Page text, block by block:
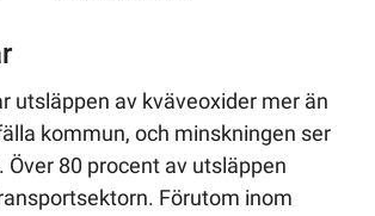
utsläppen av kväveoxider mer än
kommun, och minskningen ser
80 procent av utsläppen
Förutom inom